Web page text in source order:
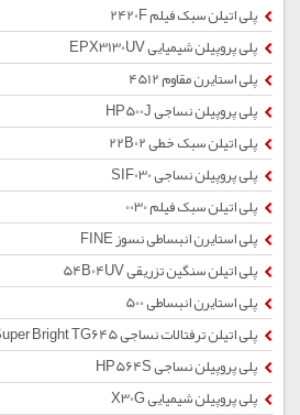
پلی اتیلن سبک فیلم 2420F
پلی پروپیلن شیمیایی EPX3130UV
پلی استایرن مقاوم 4512
پلی پروپیلن نساجی HP500J
پلی اتیلن سبک خطی 22B02
پلی پروپیلن نساجی SIF030
پلی اتیلن سبک فیلم 0030
پلی استایرن انبساطی نسوز FINE
پلی اتیلن سنگین تزریقی 54B04UV
پلی استایرن انبساطی 500
پلی اتیلن ترفتالات نساجی Super Bright TG645
پلی پروپیلن نساجی HP564S
پلی پروپیلن شیمیایی X30G